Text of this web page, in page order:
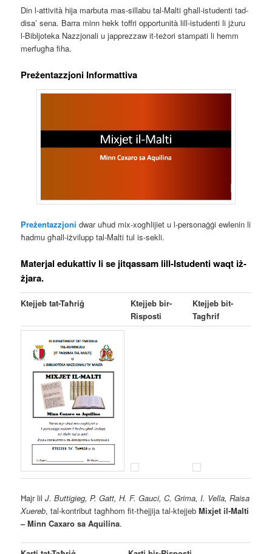
Din l-attività hija marbuta mas-sillabu tal-Malti għall-istudenti tad-
disa’ sena. Barra minn hekk toffri opportunità lill-istudenti li jżuru
l-Bibljoteka Nazzjonali u japprezzaw it-teżori stampati li hemm
merfugħa fiha.
Preżentazzjoni Informattiva
Preżentazzjoni dwar uħud mix-xogħlijiet u l-personaġġi ewlenin li
ħadmu għall-iżvilupp tal-Malti tul is-sekli.
Materjal edukattiv li se jitqassam lill-Istudenti waqt iż-
żjara.
Ktejjeb tat-Taħriġ
Ktejjeb bir-
Risposti
Ktejjeb bit-
Tagħrif
Ħajr lil J. Buttigieg, P. Gatt, H. F. Gauci, C. Grima, I. Vella, Raisa
Xuereb, tal-kontribut tagħhom fit-tħejjija tal-ktejjebMixjet il-Malti
– Minn Caxaro sa Aquilina.